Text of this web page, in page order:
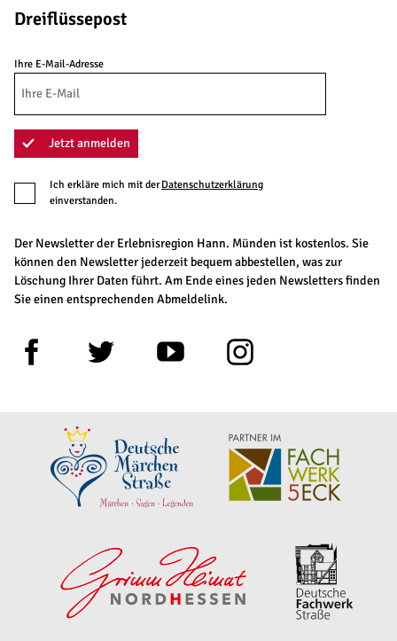
Dreiflüssepost
Ihre E-Mail-Adresse
Jetzt anmelden
Ich erkläre mich mit derDatenschutzerklärung
einverstanden.
Der Newsletter der Erlebnisregion Hann. Münden ist kostenlos. Sie
können den Newsletter jederzeit bequem abbestellen, was zur
Löschung Ihrer Daten führt. Am Ende eines jeden Newsletters finden
Sie einen entsprechenden Abmeldelink.
F
T
t
t
e
Y
u
b
e
I
t
a
g